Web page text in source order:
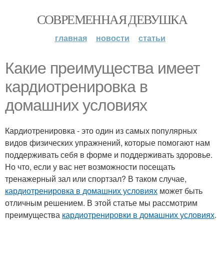
СОВРЕМЕННАЯ ДЕВУШКА
главная новости статьи
Какие преимущества имеет
кардиотренировка в
домашних условиях
Кардиотренировка - это один из самых популярных
видов физических упражнений, которые помогают нам
поддерживать себя в форме и поддерживать здоровье.
Но что, если у вас нет возможности посещать
тренажерный зал или спортзал? В таком случае,
кардиотренировка в домашних условиях может быть
отличным решением. В этой статье мы рассмотрим
преимущества кардиотренировки в домашних условиях.